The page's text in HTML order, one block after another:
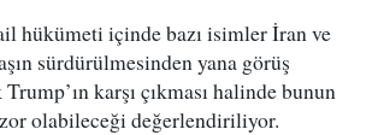
hükümeti içinde bazı isimler İran ve
sürdürülmesinden yana görüş
karşı çıkması halinde bunun
zor olabileceği değerlendiriliyor.